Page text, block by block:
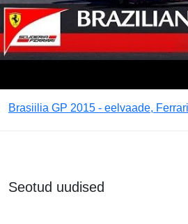
Brasiilia GP 2015 - eelvaade,
Seotud uudised